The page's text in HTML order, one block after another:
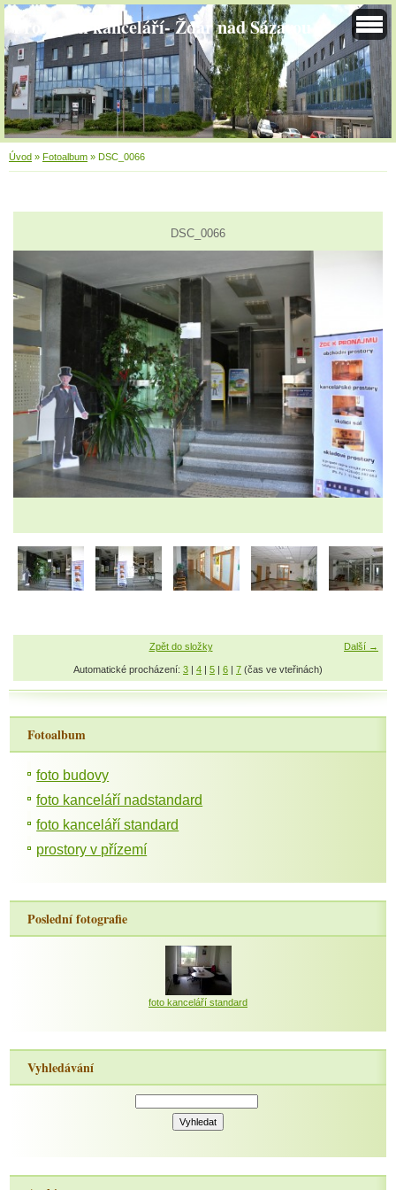
Pronájem kanceláří- Žďár nad Sázavou
Úvod » Fotoalbum » DSC_0066
DSC_0066
Další →
Zpět do složky
Automatické procházení: 3 | 4 | 5 | 6 | 7 (čas ve vteřinách)
Fotoalbum
foto budovy
foto kanceláří nadstandard
foto kanceláří standard
prostory v přízemí
Poslední fotografie
foto kanceláří standard
Vyhledávání